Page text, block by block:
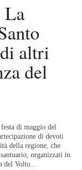
altri
del
di maggio del
di devoti
della regione, che
organizzati in
del Volto...